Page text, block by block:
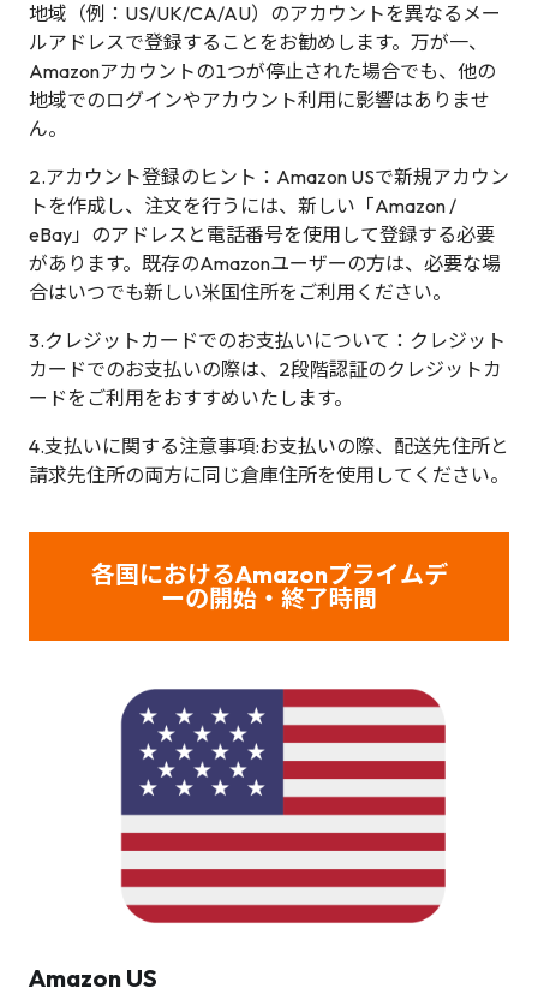
地域（例：US/UK/CA/AU）のアカウントを異なるメー
ルアドレスで登録することをお勧めします。万が一、
Amazonアカウントの1つが停止された場合でも、他の
地域でのログインやアカウント利用に影響はありませ
ん。
2.アカウント登録のヒント：Amazon USで新規アカウン
トを作成し、注文を行うには、新しい「Amazon /
eBay」のアドレスと電話番号を使用して登録する必要
があります。既存のAmazonユーザーの方は、必要な場
合はいつでも新しい米国住所をご利用ください。
3.クレジットカードでのお支払いについて：クレジット
カードでのお支払いの際は、2段階認証のクレジットカ
ードをご利用をおすすめいたします。
4.支払いに関する注意事項:お支払いの際、配送先住所と
請求先住所の両方に同じ倉庫住所を使用してください。
各国におけるAmazonプライムデ
ーの開始・終了時間
Amazon US